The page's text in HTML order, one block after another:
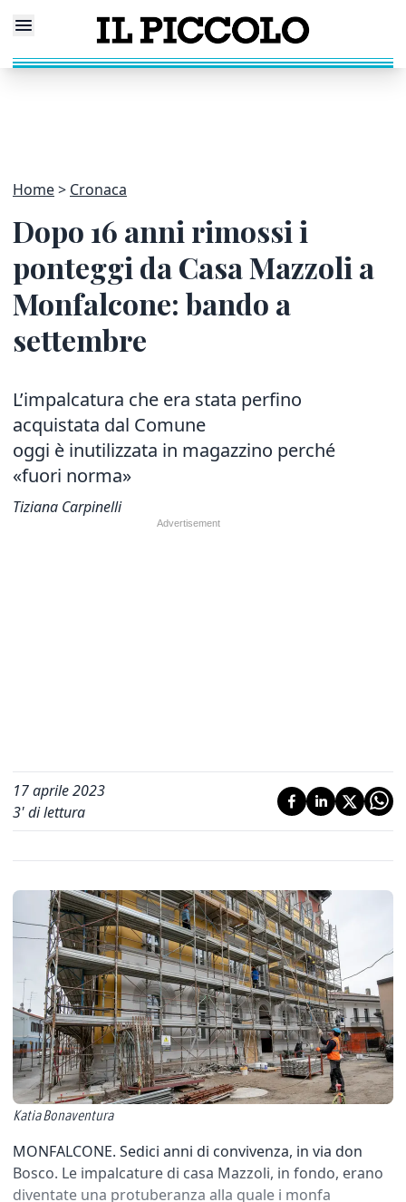
Home Cronaca
Dopo 16 anni rimossi i
ponteggi da Casa Mazzoli a
Monfalcone: bando a
settembre
L’impalcatura che era stata perfino
acquistata dal Comune
oggi è inutilizzata in magazzino perché
«fuori norma»
Tiziana Carpinelli
17 aprile 2023
3' di lettura
Katia Bonaventura
MONFALCONE. Sedici anni di convivenza, in via don
Bosco. Le impalcature di casa Mazzoli, in fondo, erano
diventate una protuberanza alla quale i monfa